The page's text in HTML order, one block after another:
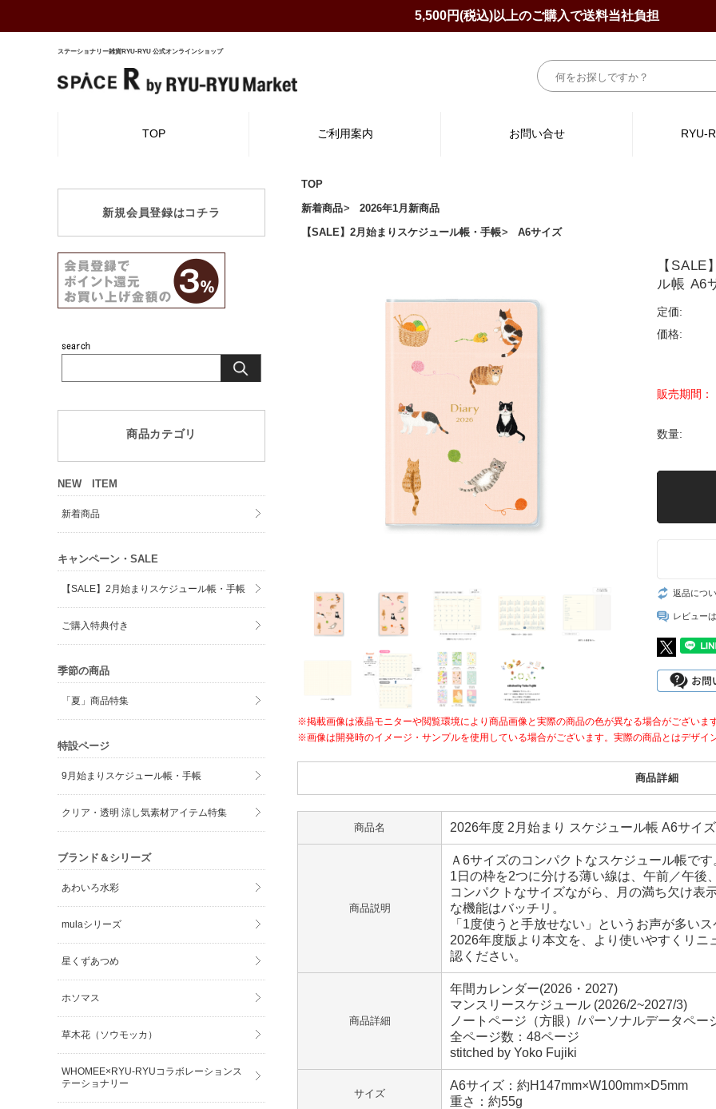
5,500円(税込)以上のご購入で送料当社負担
ステーショナリー雑貨RYU-RYU 公式オンラインショップ
TOP ご利用案内 お問い合せ RYU-
TOP
新着商品
2026年1月新商品
【SALE】2月始まりスケジュール帳・手帳
A6サイズ
【
ル帳 A6
定価:
価格:
販売期間：
数量:
返品につ
レビュー
※掲載画像は液晶モニターや閲覧環境により商品画像と実際の商品の色が異なる場合がございま
※画像は開発時のイメージ・サンプルを使用している場合がございます。実際の商品とはデザイ
商品詳細
商品名 2026年度 2月始まり スケジュール帳 A6サイ
商品説明
Ａ6サイズのコンパクトなスケジュール帳です
1日の枠を2つに分ける薄い線は、午前／午後
コンパクトなサイズながら、月の満ち欠け表
な機能はバッチリ。
「1度使うと手放せない」というお声が多い
2026年度版より本文を、より使いやすくリ
認ください。
商品詳細
年間カレンダー(2026・2027)
マンスリースケジュール (2026/2~2027/3)
ノートページ（方眼）/パーソナルデータペー
全ページ数：48ページ
stitched by Yoko Fujiki
サイズ
A6サイズ：約H147mm×W100mm×D5mm
重さ：約55g
新規会員登録はコチラ
商品カテゴリ
NEW ITEM
新着商品
キャンペーン・SALE
【SALE】2月始まりスケジュール帳・手帳
ご購入特典付き
季節の商品
「夏」商品特集
特設ページ
9月始まりスケジュール帳・手帳
クリア・透明 涼し気素材アイテム特集
ブランド＆シリーズ
あわいろ水彩
mulaシリーズ
星くずあつめ
ホソマス
草木花（ソウモッカ）
WHOMEE×RYU-RYUコラボレーションス
テーショナリー